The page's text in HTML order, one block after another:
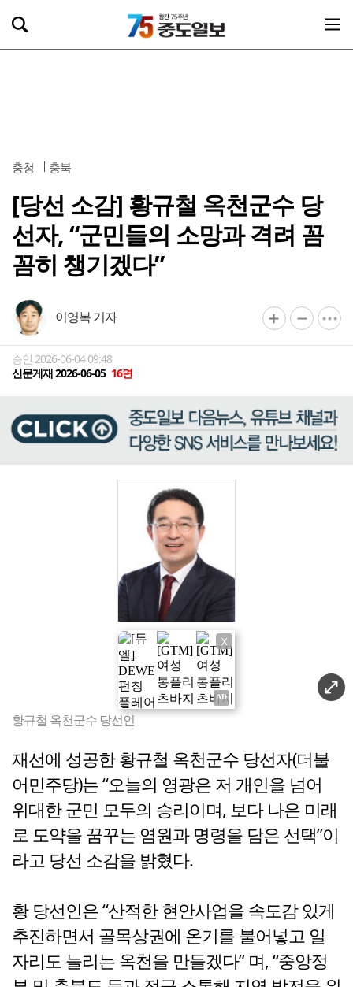
충청 충북
[당선 소감] 황규철 옥천군수 당
선자, “군민들의 소망과 격려 꼼
꼼히 챙기겠다”
이영복 기자
승인 2026-06-04 09:48
신문게재 2026-06-05 16면
X
황규철 옥천군수 당선인
재선에 성공한 황규철 옥천군수 당선자(더불
어민주당)는 “오늘의 영광은 저 개인을 넘어
위대한 군민 모두의 승리이며, 보다 나은 미래
로 도약을 꿈꾸는 염원과 명령을 담은 선택”이
라고 당선 소감을 밝혔다.
황 당선인은 “산적한 현안사업을 속도감 있게
추진하면서 골목상권에 온기를 불어넣고 일
자리도 늘리는 옥천을 만들겠다” 며, “중앙정